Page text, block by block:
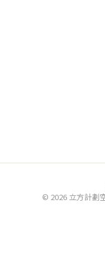
© 2026 立方計劃